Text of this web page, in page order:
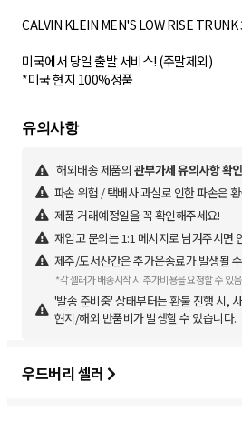
CALVIN KLEIN MEN'S LOW RISE TRUNK
미국에서 당일 출발 서비스! (주말제외)
*미국 현지 100%정품
유의사항
해외배송 제품의 관부가세 유의사항 확
파손 위험 / 택배사 과실로 인한 파손은
제품 거래예정일을 꼭 확인해주세요!
재입고 문의는 1:1 메시지로 남겨주시면
제주/도서산간은 추가운송료가 발생될
*각 셀러가 배송시작 시 추가비용을 요청할 수 있음
'발송 준비중' 상태부터는 환불 진행 시,
현지/해외 반품비가 발생할 수 있습니다.
우드버리 셀러